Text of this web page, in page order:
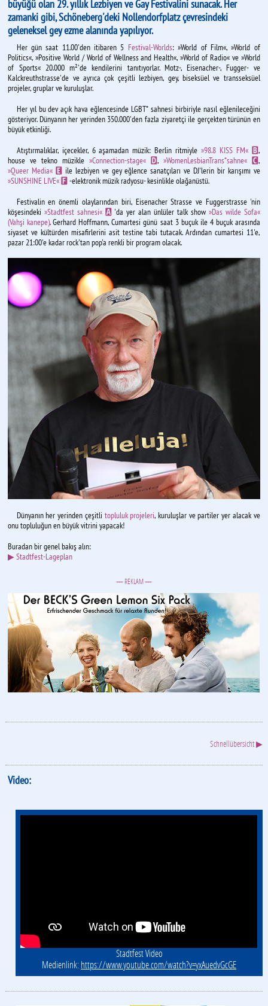
büyüğü olan 29. yıllık Lezbiyen ve Gay Festivalini sunacak. Her
zamanki gibi, Schöneberg'deki Nollendorfplatz çevresindeki
geleneksel gey ezme alanında yapılıyor.
Her gün saat 11.00'den itibaren 5 Festival-Worlds: »World of Film«, »World of
Politics«, »Positive World / World of Wellness and Health«, »World of Radio« ve »World
of Sports« 20.000 m²'de kendilerini tanıtıyorlar. Motz-, Eisenacher-, Fugger- ve
Kalckreuthstrasse'de ve ayrıca çok çeşitli lezbiyen, gey, biseksüel ve transseksüel
projeler, gruplar ve kuruluşlar.
Her yıl bu dev açık hava eğlencesinde LGBT* sahnesi birbiriyle nasıl eğlenileceğini
gösteriyor. Dünyanın her yerinden 350.000'den fazla ziyaretçi ile gerçekten türünün en
büyük etkinliği.
Atıştırmalıklar, içecekler, 6 aşamadan müzik: Berlin ritmiyle »98.8 KISS FM« B,
house ve tekno müzikle »Connection-stage« D, »WomenLesbianTrans*sahne« C,
»Queer Media«E ile lezbiyen ve gey eğlence sanatçıları ve DJ'lerin bir karışımı ve
»SUNSHINE LIVE«F-elektronik müzik radyosu- kesinlikle olağanüstü.
Festivalin en önemli olaylarından biri, Eisenacher Strasse ve Fuggerstrasse 'nin
köşesindeki»Stadtfest sahnesi«A 'da yer alan ünlüler talk show »Das wilde Sofa«
(Vahşi kanepe). Gerhard Hoffmann, Cumartesi günü saat 3 buçuk ile 4 buçuk arasında
siyaset ve kültürden misafirlerini asit testine tabi tutacak. Ardından cumartesi 11'e,
pazar 21:00'e kadar rock'tan pop'a renkli bir program olacak.
Dünyanın her yerinden çeşitli topluluk projeleri, kuruluşlar ve partiler yer alacak ve
onu topluluğun en büyük vitrini yapacak!
Buradan bir genel bakış alın:
▶ Stadtfest-Lageplan
— REKLAM —
Schnellübersicht ▶
Video:
Stadtfest Video
Medienlink: https://www.youtube.com/watch?v=yxAuedvGcGE